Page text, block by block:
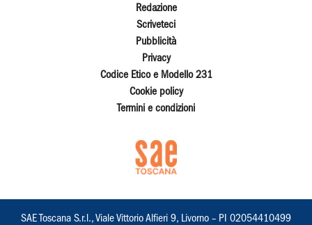
Redazione
Scriveteci
Pubblicità
Privacy
Codice Etico e Modello 231
Cookie policy
Termini e condizioni
SAE Toscana S.r.l., Viale Vittorio Alfieri 9, Livorno – PI 02054410499